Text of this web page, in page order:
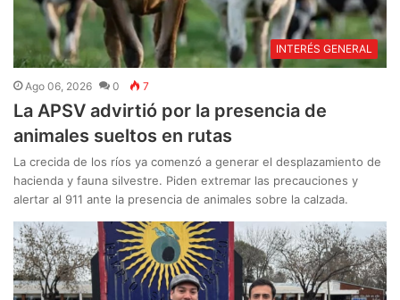
INTERÉS GENERAL
Ago 06, 2026 0 7
La APSV advirtió por la presencia de
animales sueltos en rutas
La crecida de los ríos ya comenzó a generar el desplazamiento de
hacienda y fauna silvestre. Piden extremar las precauciones y
alertar al 911 ante la presencia de animales sobre la calzada.